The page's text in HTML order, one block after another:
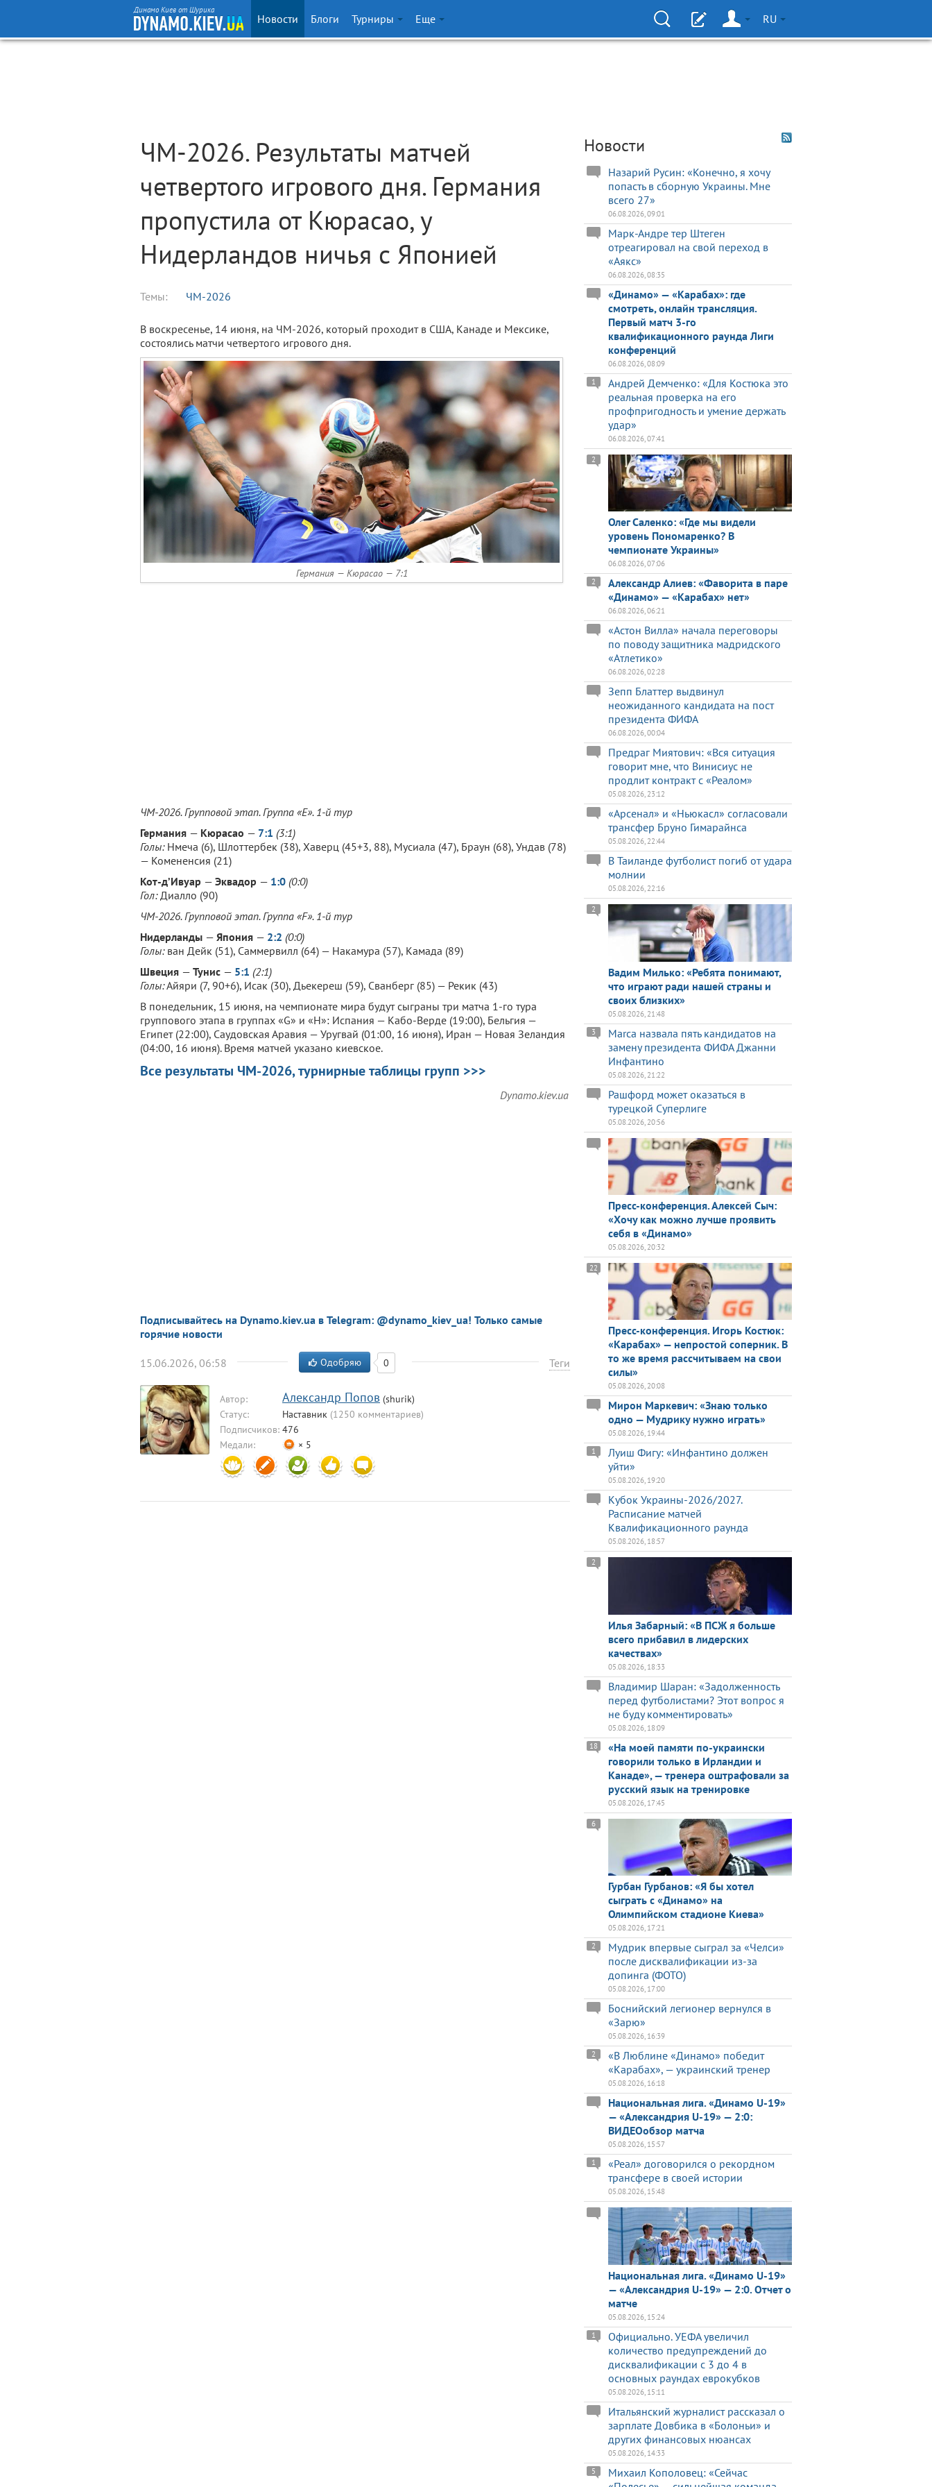
Динамо Киев от Шурика
Новости Блоги Турниры Еще RU
ЧМ-2026. Результаты матчей
четвертого игрового дня. Германия
пропустила от Кюрасао, у
Нидерландов ничья с Японией
Темы: ЧМ-2026
В воскресенье, 14 июня, на ЧМ-2026, который проходит в США, Канаде и Мексике,
состоялись матчи четвертого игрового дня.
Германия — Кюрасао — 7:1
ЧМ-2026. Групповой этап. Группа «E». 1-й тур
Германия — Кюрасао — 7:1 (3:1)
Голы:Нмеча (6), Шлоттербек (38), Хаверц (45+3, 88), Мусиала (47), Браун (68), Ундав (78)
— Комененсия (21)
Кот-д’Ивуар — Эквадор — 1:0 (0:0)
Гол:Диалло (90)
ЧМ-2026. Групповой этап. Группа «F». 1-й тур
Нидерланды — Япония — 2:2 (0:0)
Голы:ван Дейк (51), Саммервилл (64) — Накамура (57), Камада (89)
Швеция — Тунис — 5:1 (2:1)
Голы:Айяри (7, 90+6), Исак (30), Дьекереш (59), Сванберг (85) — Рекик (43)
В понедельник, 15 июня, на чемпионате мира будут сыграны три матча 1-го тура
группового этапа в группах «G» и «H»: Испания — Кабо-Верде (19:00), Бельгия —
Египет (22:00), Саудовская Аравия — Уругвай (01:00, 16 июня), Иран — Новая Зеландия
(04:00, 16 июня). Время матчей указано киевское.
Все результаты ЧМ-2026, турнирные таблицы групп >>>
Dynamo.kiev.ua
Подписывайтесь на Dynamo.kiev.ua в Telegram: @dynamo_kiev_ua! Только самые
горячие новости
15.06.2026, 06:58 Теги
Одобряю 0
Автор: Александр Попов (shurik)
Статус:
Наставник (1250 комментариев)
Подписчиков: 476
Медали:
× 5
Новости
Назарий Русин: «Конечно, я хочу
попасть в сборную Украины. Мне
всего 27»
06.08.2026, 09:01
Марк-Андре тер Штеген
отреагировал на свой переход в
«Аякс»
06.08.2026, 08:35
«Динамо» — «Карабах»: где
смотреть, онлайн трансляция.
Первый матч 3-го
квалификационного раунда Лиги
конференций
06.08.2026, 08:09
Андрей Демченко: «Для Костюка это
реальная проверка на его
профпригодность и умение держать
удар»
1
06.08.2026, 07:41
Олег Саленко: «Где мы видели
уровень Пономаренко? В
чемпионате Украины»
2
06.08.2026, 07:06
Александр Алиев: «Фаворита в паре
«Динамо» — «Карабах» нет»
2
06.08.2026, 06:21
«Астон Вилла» начала переговоры
по поводу защитника мадридского
«Атлетико»
06.08.2026, 02:28
Зепп Блаттер выдвинул
неожиданного кандидата на пост
президента ФИФА
06.08.2026, 00:04
Предраг Миятович: «Вся ситуация
говорит мне, что Винисиус не
продлит контракт с «Реалом»
05.08.2026, 23:12
«Арсенал» и «Ньюкасл» согласовали
трансфер Бруно Гимарайнса
05.08.2026, 22:44
В Таиланде футболист погиб от удара
молнии
05.08.2026, 22:16
Вадим Милько: «Ребята понимают,
что играют ради нашей страны и
своих близких»
2
05.08.2026, 21:48
Marca назвала пять кандидатов на
замену президента ФИФА Джанни
Инфантино
3
05.08.2026, 21:22
Рашфорд может оказаться в
турецкой Суперлиге
05.08.2026, 20:56
Пресс-конференция. Алексей Сыч:
«Хочу как можно лучше проявить
себя в «Динамо»
05.08.2026, 20:32
Пресс-конференция. Игорь Костюк:
«Карабах» — непростой соперник. В
то же время рассчитываем на свои
силы»
22
05.08.2026, 20:08
Мирон Маркевич: «Знаю только
одно — Мудрику нужно играть»
05.08.2026, 19:44
Луиш Фигу: «Инфантино должен
уйти»
1
05.08.2026, 19:20
Кубок Украины-2026/2027.
Расписание матчей
Квалификационного раунда
05.08.2026, 18:57
Илья Забарный: «В ПСЖ я больше
всего прибавил в лидерских
качествах»
2
05.08.2026, 18:33
Владимир Шаран: «Задолженность
перед футболистами? Этот вопрос я
не буду комментировать»
05.08.2026, 18:09
«На моей памяти по-украински
говорили только в Ирландии и
Канаде», — тренера оштрафовали за
русский язык на тренировке
18
05.08.2026, 17:45
Гурбан Гурбанов: «Я бы хотел
сыграть с «Динамо» на
Олимпийском стадионе Киева»
6
05.08.2026, 17:21
Мудрик впервые сыграл за «Челси»
после дисквалификации из-за
допинга (ФОТО)
2
05.08.2026, 17:00
Боснийский легионер вернулся в
«Зарю»
05.08.2026, 16:39
«В Люблине «Динамо» победит
«Карабах», — украинский тренер
2
05.08.2026, 16:18
Национальная лига. «Динамо U-19»
— «Александрия U-19» — 2:0:
ВИДЕОобзор матча
05.08.2026, 15:57
«Реал» договорился о рекордном
трансфере в своей истории
1
05.08.2026, 15:48
Национальная лига. «Динамо U-19»
— «Александрия U-19» — 2:0. Отчет о
матче
05.08.2026, 15:24
Официально. УЕФА увеличил
количество предупреждений до
дисквалификации с 3 до 4 в
основных раундах еврокубков
1
05.08.2026, 15:11
Итальянский журналист рассказал о
зарплате Довбика в «Болоньи» и
других финансовых нюансах
05.08.2026, 14:33
Михаил Кополовец: «Сейчас
5